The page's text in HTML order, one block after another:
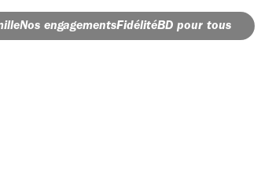
Nos engagementsFidélitéBD pour tous